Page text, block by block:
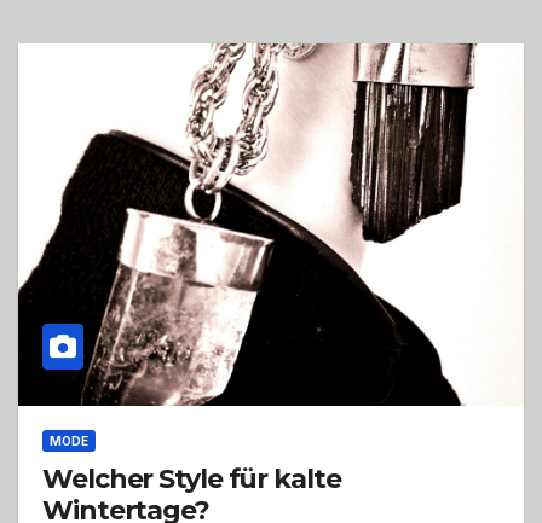
MODE
Welcher Style für kalte
Wintertage?